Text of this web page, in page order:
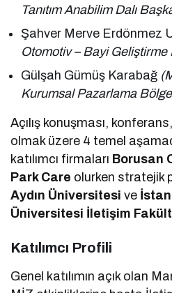
Tanıtım Anabilim Dalı
Şahver Merve Erdönmez
Otomotiv – Bayi Geliştirme
Gülşah Gümüş Karabağ
Kurumsal Pazarlama
Açılış konuşması,
olmak üzere 4 temel
katılımcı firmaları Borusan
Park Care olurken stratejik
Aydın Üniversitesive
Üniversitesi İletişim
Katılımcı Profili
Genel katılımın açık olan